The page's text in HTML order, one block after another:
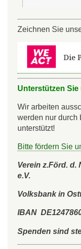
Zeichnen Sie
Unterstützen
Wir arbeiten
werden nur durch
unterstützt!
Bitte fördern Sie
Verein z.Förd. d.
e.V.
Volksbank in
IBAN
Spenden sind